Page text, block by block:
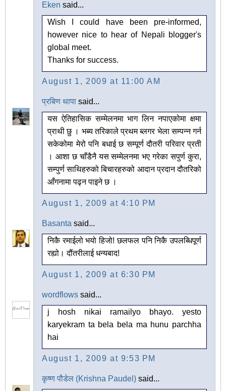
Eken said...
Wish I could have been pre-informed,
however nice to hear of Nepali blogger's
global meet.
Thanks for success.
August 1, 2009 at 11:00 AM
प्रबिण थापा said...
यस ऐतिहासिक सम्मेलनमा भाग लिन नपाएकोमा क्षमा
प्राथी छु । भब्य तरिकाले प्रथम ब्लगर भेला सम्पन्न गर्न
सकेकोमा मेरो पनि बधाई छ सम्पूर्ण दौतरी परिवार प्रती
। आशा छ चाँडैनै यस सम्मेलनमा भए गरेका सपुर्ण कुरा,
सम्पुर्ण साथिहरुको बिचारहरुको आदान प्रदान दौतरिको
आँगनामा पढ्न पाइने छ ।
August 1, 2009 at 4:10 PM
Basanta said...
निकै रमाईलो भयो हिजो! छलफल पनि निकै उपलब्धिपूर्ण
रह्यो। दौंतरीलाई धन्यबाद!
August 1, 2009 at 6:30 PM
wordflows said...
j hosh nikai ramailyo bhayo. yesto
karyekram ta bela bela ma hunu parchha
hai
August 1, 2009 at 9:53 PM
कृष्ण पौडेल (Krishna Paudel) said...